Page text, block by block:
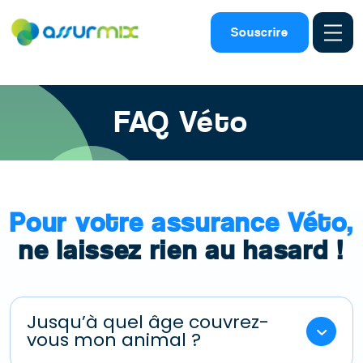
Souscrire
Assurance animaux
FAQ Véto
Pour votre assurance Véto,
ne laissez rien au hasard !
Jusqu’à quel âge couvrez-
vous mon animal ?